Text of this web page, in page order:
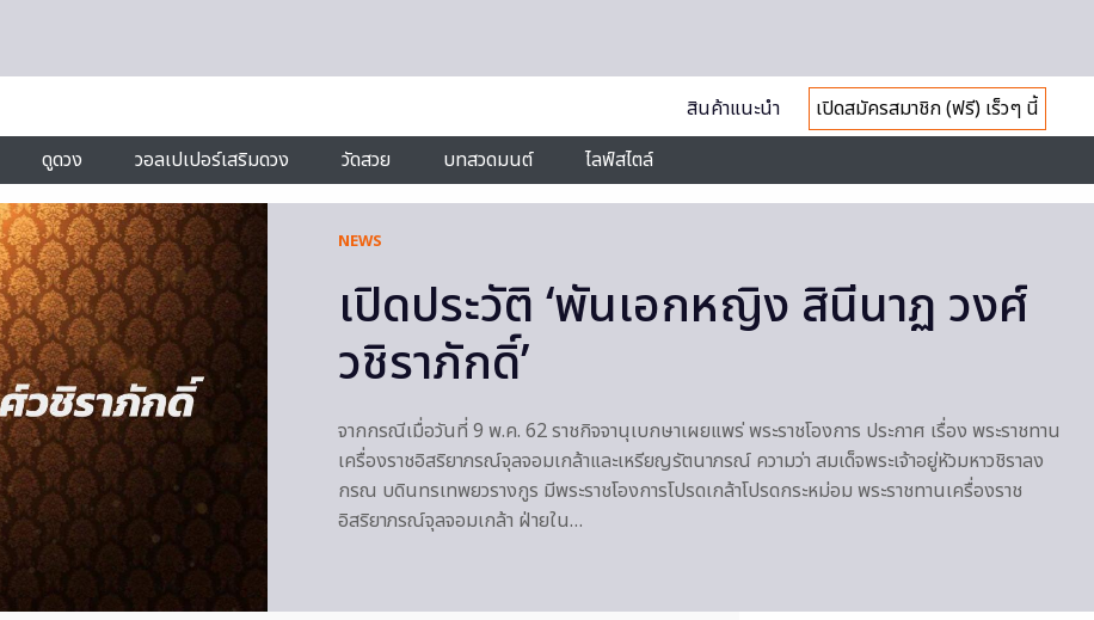
สินค้าแนะนำ
เปิดสมัครสมาชิก (ฟรี) เร็วๆ นี้
ดูดวง วอลเปเปอร์เสริมดวง วัดสวย บทสวดมนต์ ไลฟ์สไตล์
NEWS
เปิดประวัติ ‘พันเอกหญิง สินีนาฏ วงศ์
วชิราภักดิ์’
จากกรณีเมื่อวันที่ 9 พ.ค. 62 ราชกิจจานุเบกษาเผยแพร่ พระราชโองการ ประกาศ เรื่อง พระราชทาน
เครื่องราชอิสริยาภรณ์จุลจอมเกล้าและเหรียญรัตนาภรณ์ ความว่า สมเด็จพระเจ้าอยู่หัวมหาวชิราลง
กรณ บดินทรเทพยวรางกูร มีพระราชโองการโปรดเกล้าโปรดกระหม่อม พระราชทานเครื่องราช
อิสริยาภรณ์จุลจอมเกล้า ฝ่ายใน…